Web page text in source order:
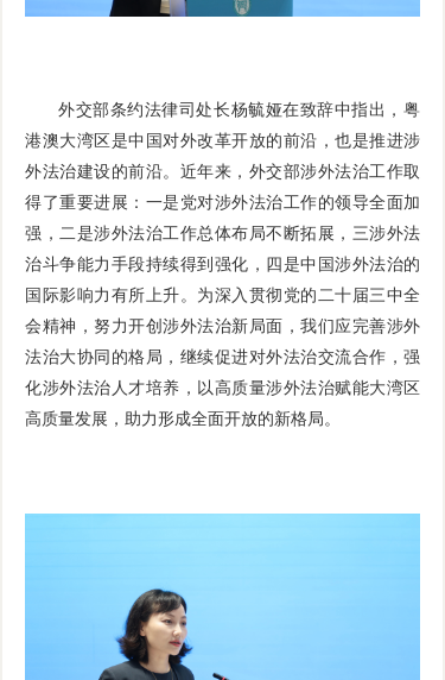
外交部条约法律司处长杨毓娅在致辞中指出，粤
港澳大湾区是中国对外改革开放的前沿，也是推进涉
外法治建设的前沿。近年来，外交部涉外法治工作取
得了重要进展：一是党对涉外法治工作的领导全面加
强，二是涉外法治工作总体布局不断拓展，三涉外法
治斗争能力手段持续得到强化，四是中国涉外法治的
国际影响力有所上升。为深入贯彻党的二十届三中全
会精神，努力开创涉外法治新局面，我们应完善涉外
法治大协同的格局，继续促进对外法治交流合作，强
化涉外法治人才培养，以高质量涉外法治赋能大湾区
高质量发展，助力形成全面开放的新格局。